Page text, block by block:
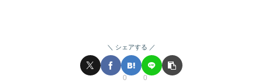
シェアする
0 0